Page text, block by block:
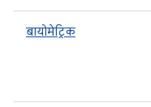
बायोमेट्रिक